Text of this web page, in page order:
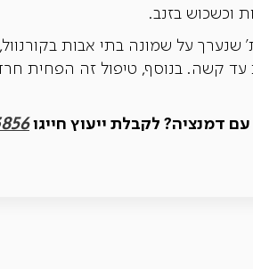
וכשכוש בזנב.
על שמונה בתי אבות
עד קשה. בנוסף, טיפול זה הפחית
דמנציה? לקבלת ייעוץ חייגו